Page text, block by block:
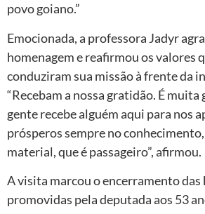
povo goiano.”
Emocionada, a professora Jadyr
homenagem e reafirmou os valores
conduziram sua missão à frente da
“Recebam a nossa gratidão. É
gente recebe alguém aqui para nos
prósperos sempre no
material, que é passageiro”, afirmou.
A visita marcou o encerramento das
promovidas pela deputada aos 53